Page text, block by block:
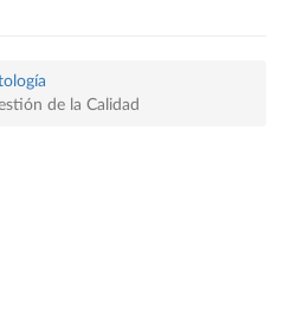
de la Calidad